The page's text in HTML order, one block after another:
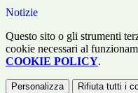
Notizie
Questo sito o gli strumenti
cookie necessari al
COOKIE POLICY.
Personalizza Rifiuta tutti i